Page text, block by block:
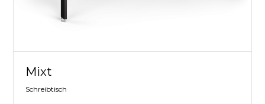
Mixt
Schreibtisch